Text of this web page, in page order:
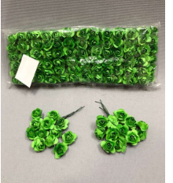
%28İndirim